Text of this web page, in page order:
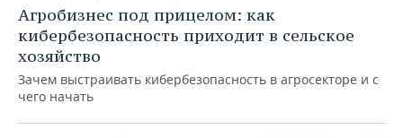
Агробизнес под прицелом: как
кибербезопасность приходит в сельское
хозяйство
Зачем выстраивать кибербезопасность в агросекторе и с
чего начать